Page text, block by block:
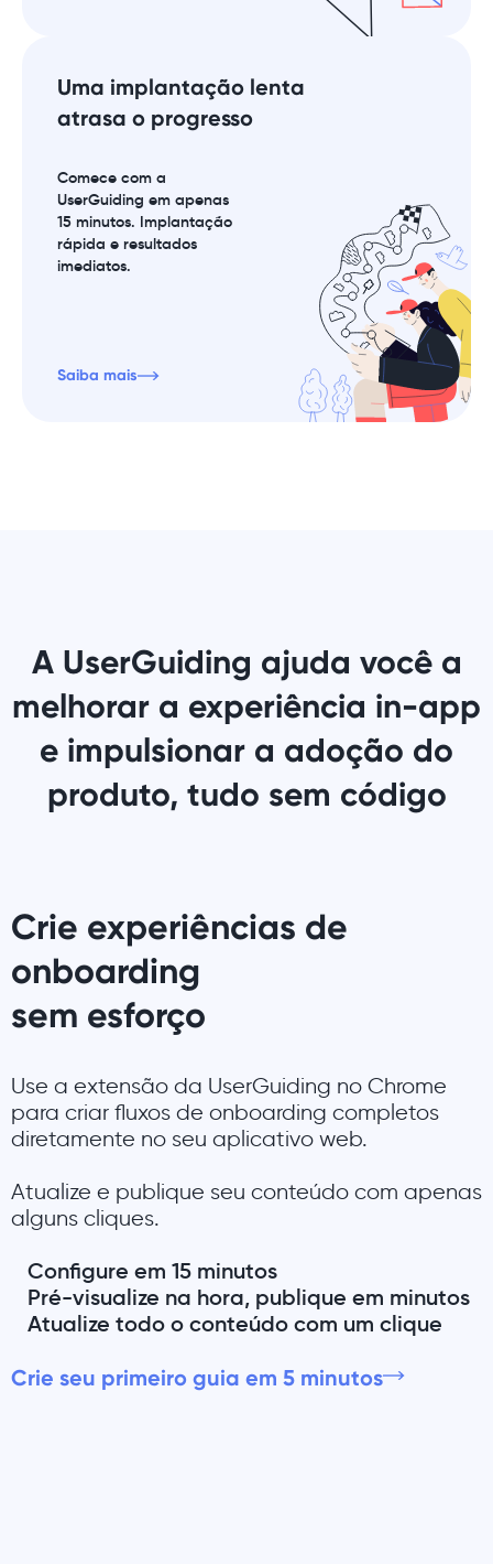
Uma implantação lenta
atrasa o progresso
Comece com a
UserGuiding em apenas
15 minutos. Implantação
rápida e resultados
imediatos.
Saiba mais
A UserGuiding ajuda você a
melhorar a experiência in-app
e impulsionar a adoção do
produto, tudo sem código
Crie experiências de
onboarding
sem esforço
Use a extensão da UserGuiding no Chrome
para criar fluxos de onboarding completos
diretamente no seu aplicativo web.
Atualize e publique seu conteúdo com apenas
alguns cliques.
Configure em 15 minutos
Pré-visualize na hora, publique em minutos
Atualize todo o conteúdo com um clique
Crie seu primeiro guia em 5 minutos